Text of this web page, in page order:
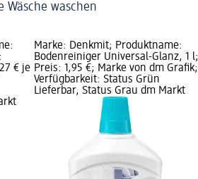
Wäsche waschen
€ je
Marke: Denkmit; Produktname:
Bodenreiniger Universal-Glanz, 1 l;
Preis: 1,95 €; Marke von dm Grafik;
Verfügbarkeit: Status Grün
Lieferbar, Status Grau dm Markt